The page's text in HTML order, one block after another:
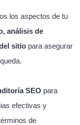
los aspectos de tu
análisis de
sitio para asegurar
SEO para
efectivas y
de